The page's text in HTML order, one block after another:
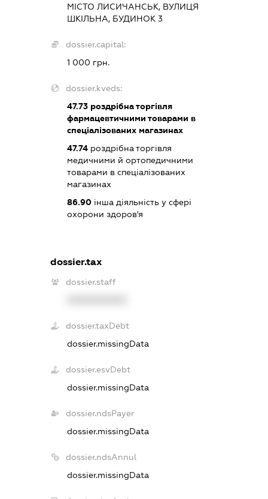
МІСТО ЛИСИЧАНСЬК, ВУЛИЦЯ
ШКІЛЬНА, БУДИНОК 3
dossier.capital:
1 000 грн.
dossier.kveds:
47.73роздрібна торгівля
фармацевтичними товарами в
спеціалізованих магазинах
47.74роздрібна торгівля
медичними й ортопедичними
товарами в спеціалізованих
магазинах
86.90інша діяльність у сфері
охорони здоров'я
dossier.tax
dossier.staff
dossier.taxDebt
dossier.missingData
dossier.esvDebt
dossier.missingData
dossier.ndsPayer
dossier.missingData
dossier.ndsAnnul
dossier.missingData